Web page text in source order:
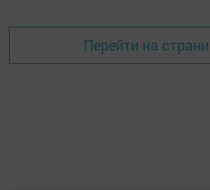
Перейти на